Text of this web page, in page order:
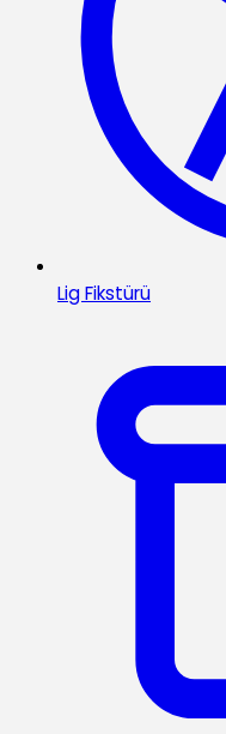
Lig Fikstürü